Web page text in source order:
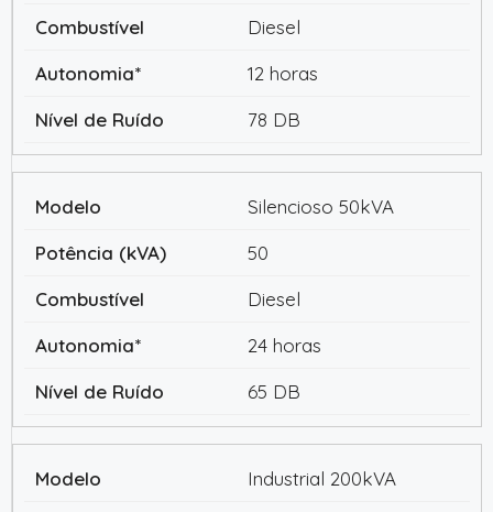
Diesel
12 horas
78 DB
Silencioso 50kVA
50
Diesel
24 horas
65 DB
Industrial 200kVA